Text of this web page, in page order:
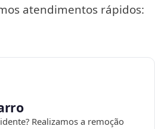
atendimentos rápidos:
Realizamos a remoção